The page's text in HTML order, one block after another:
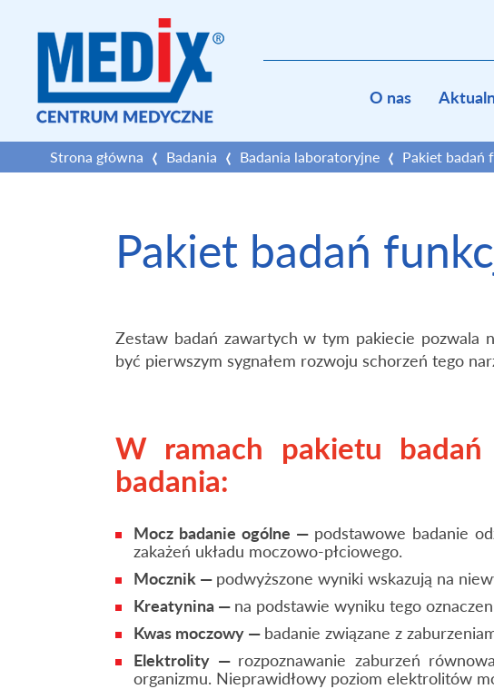
O nas
Strona główna Badania Badania laboratoryjne Pakiet badań
Pakiet badań
Zestaw badań zawartych w tym pakiecie pozwala
być pierwszym sygnałem rozwoju schorzeń tego
W ramach pakietu
badania:
Mocz badanie ogólne — podstawowe badanie
zakażeń układu moczowo-płciowego.
Mocznik — podwyższone wyniki wskazują na
Kreatynina — na podstawie wyniku tego
Kwas moczowy — badanie związane z
Elektrolity — rozpoznawanie zaburzeń
organizmu. Nieprawidłowy poziom elektrolitów